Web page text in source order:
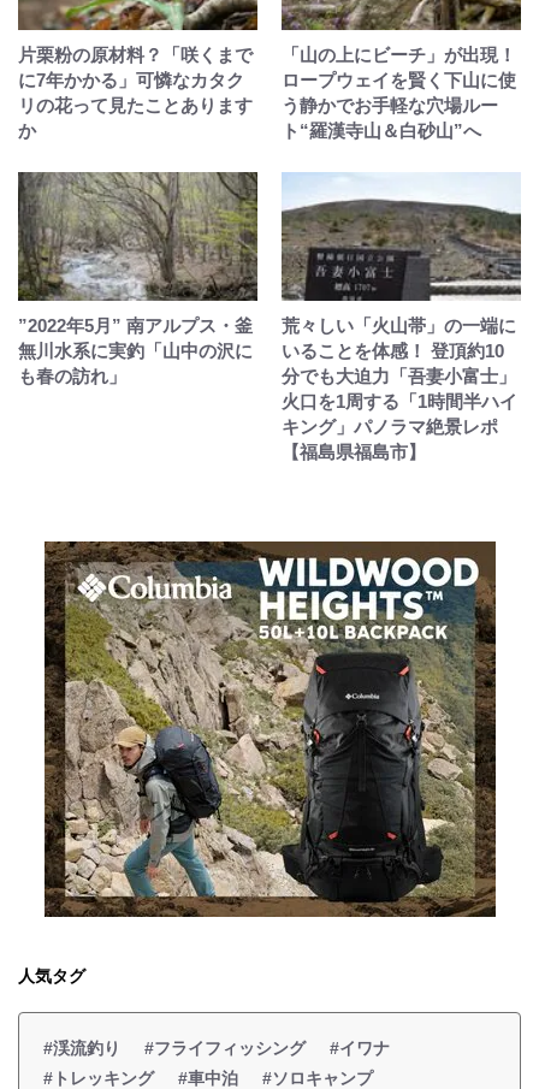
片栗粉の原材料？「咲くまで
に7年かかる」可憐なカタク
リの花って見たことあります
か
「山の上にビーチ」が出現！
ロープウェイを賢く下山に使
う静かでお手軽な穴場ルー
ト“羅漢寺山＆白砂山”へ
”2022年5月” 南アルプス・釜
無川水系に実釣「山中の沢に
も春の訪れ」
荒々しい「火山帯」の一端に
いることを体感！ 登頂約10
分でも大迫力「吾妻小富士」
火口を1周する「1時間半ハイ
キング」パノラマ絶景レポ
【福島県福島市】
人気タグ
#渓流釣り #フライフィッシング
#イワナ
#トレッキング
#車中泊
#ソロキャンプ